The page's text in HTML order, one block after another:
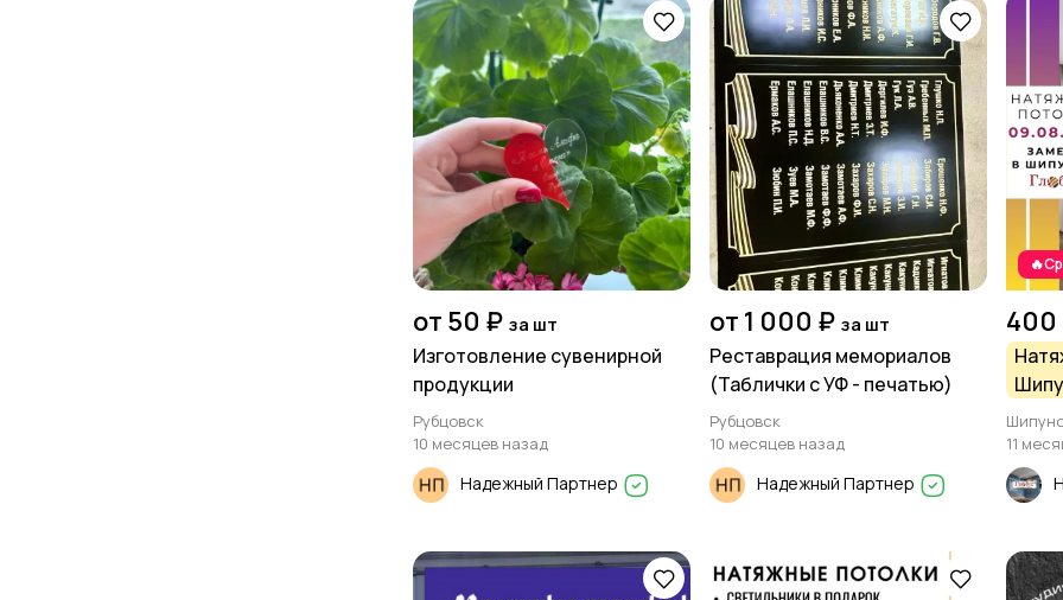
от 50 ₽ за шт
Изготовление сувенирной
продукции
Рубцовск
10 месяцев назад
Надежный Партнер
от 1 000 ₽ за шт
Реставрация мемориалов
(Таблички с УФ - печатью)
Рубцовск
10 месяцев назад
Надежный Партнер
400
11